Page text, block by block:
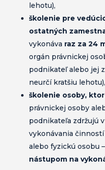
lehotu),
školenie pre
ostatných
vykonáva raz za 24
orgán právnickej
podnikateľ alebo jej
neurčí kratšiu lehotu),
školenie osoby,
právnickej osoby
podnikateľa zdržujú
vykonávania
alebo fyzickú osobu
nástupom na